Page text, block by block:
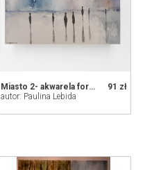
91 zł
Miasto 2- akwarela formatu A5
autor: Paulina Lebida